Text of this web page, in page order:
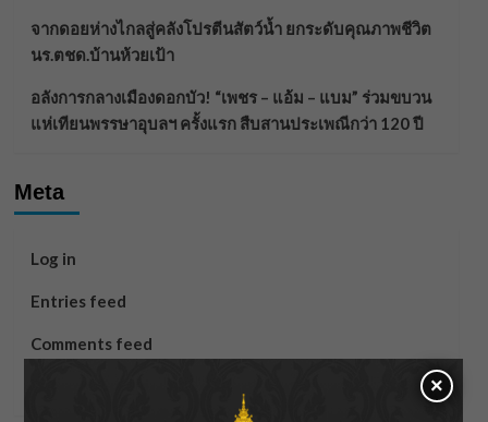
จากดอยห่างไกลสู่คลังโปรตีนสัตว์น้ำ ยกระดับคุณภาพชีวิต
นร.ตชด.บ้านห้วยเป้า
อลังการกลางเมืองดอกบัว! “เพชร – แอ้ม – แบม” ร่วมขบวน
แห่เทียนพรรษาอุบลฯ ครั้งแรก สืบสานประเพณีกว่า 120 ปี
Meta
Log in
Entries feed
Comments feed
×